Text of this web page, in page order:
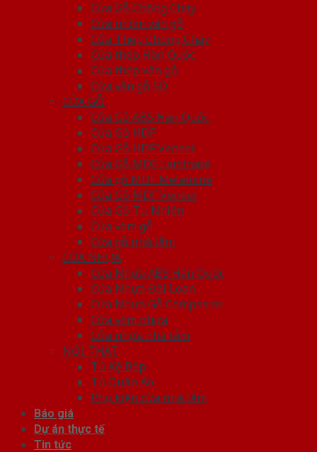
Cửa Gỗ Chống Cháy
Cửa nhôm vân gỗ
Cửa Thép Chống Cháy
Cửa thép Hàn Quốc
Cửa thép vân gỗ
Cửa vân gỗ 5D
CỬA GỖ
Cửa Gỗ ABS Hàn Quốc
Cửa Gỗ HDF
Cửa Gỗ HDF Veneer
Cửa Gỗ MDF Laminate
Cửa gỗ MDF Melamine
Cửa Gỗ MDF Veneer
Cửa Gỗ Tự Nhiên
Cửa vòm gỗ
Cửa gỗ nhà tắm
CỬA NHỰA
Cửa Nhựa ABS Hàn Quốc
Cửa Nhựa Đài Loan
Cửa Nhựa Gỗ Composite
Cửa vòm nhựa
Cửa nhựa nhà tắm
NỘI THẤT
Tủ Kệ Bếp
Tủ Quần Áo
Phụ kiện cửa nhà tắm
Báo giá
Dự án thực tế
Tin tức